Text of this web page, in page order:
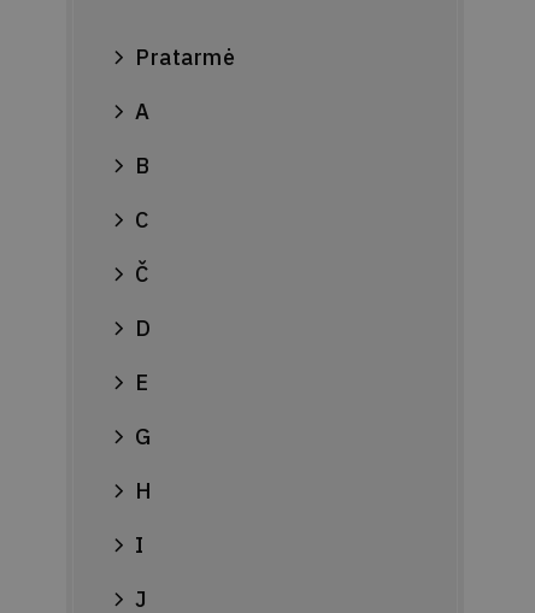
Pratarmė
A
B
C
Č
D
E
G
H
I
J